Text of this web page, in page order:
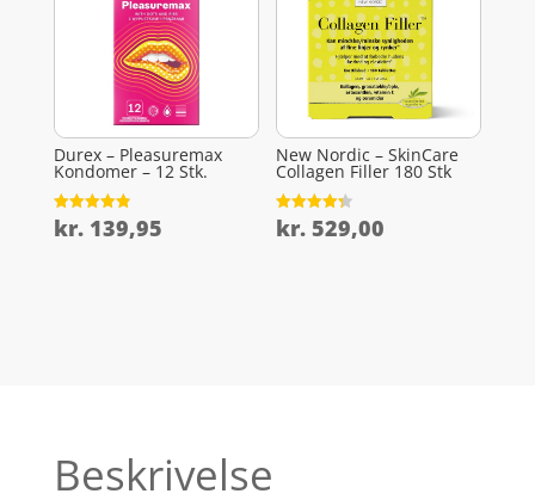
Durex – Pleasuremax
Kondomer – 12 Stk.
Vurderet
4.9
kr.139,95
New Nordic – SkinCare
Collagen Filler 180 Stk
Vurderet
4.3
kr. 529,00
Beskrivelse